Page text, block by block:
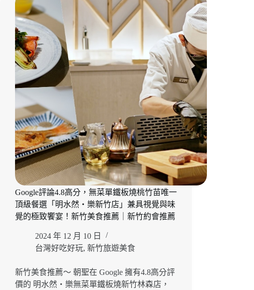
Google評論4.8高分，無菜單鐵板燒桃竹苗唯一
頂級餐選「明水然・樂新竹店」兼具視覺與味
覺的極致饗宴！新竹美食推薦｜新竹約會推薦
2024 年 12 月 10 日
台灣好吃好玩, 新竹旅遊美食
新竹美食推薦～ 朝聖在 Google 擁有4.8高分評
價的 明水然・樂無菜單鐵板燒新竹林森店，